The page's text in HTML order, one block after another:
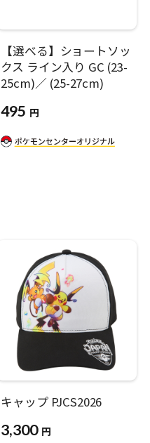
【選べる】ショートソッ
クス ライン入り GC (23-
25cm)／ (25-27cm)
495 円
キャップ PJCS2026
3,300 円